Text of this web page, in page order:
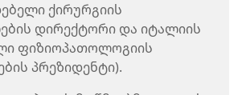
ქირურგიის
დირექტორი და იტალიის
ფიზიოპათოლოგიის
პრეზიდენტი).